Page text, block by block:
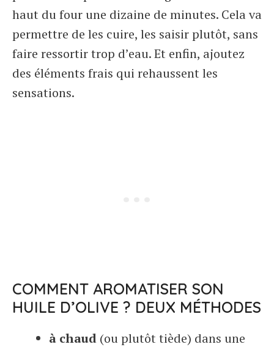
haut du four une dizaine de minutes. Cela va
permettre de les cuire, les saisir plutôt, sans
faire ressortir trop d’eau. Et enfin, ajoutez
des éléments frais qui rehaussent les
sensations.
COMMENT AROMATISER SON
HUILE D’OLIVE ? DEUX MÉTHODES
à chaud (ou plutôt tiède) dans une